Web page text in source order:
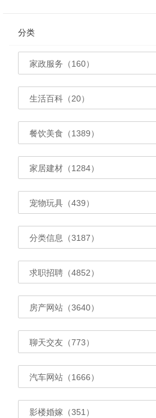
分类
家政服务（160）
生活百科（20）
餐饮美食（1389）
家居建材（1284）
宠物玩具（439）
分类信息（3187）
求职招聘（4852）
房产网站（3640）
聊天交友（773）
汽车网站（1666）
影楼婚嫁（351）